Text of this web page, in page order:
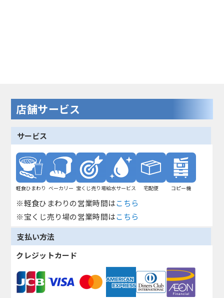
店舗サービス
サービス
軽食ひまわり ベーカリー 宝くじ売り場給水サービス 宅配便 コピー機
※軽食ひまわりの営業時間はこちら
※宝くじ売り場の営業時間はこちら
支払い方法
クレジットカード